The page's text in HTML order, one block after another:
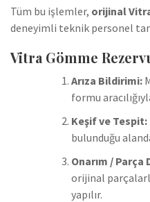
Tüm bu işlemler, orijinal
deneyimli teknik personel
Vitra Gömme
Arıza Bildirimi:
formu
Keşif ve Tespit:
bulunduğu
Onarım / Parça
orijinal
yapılır.